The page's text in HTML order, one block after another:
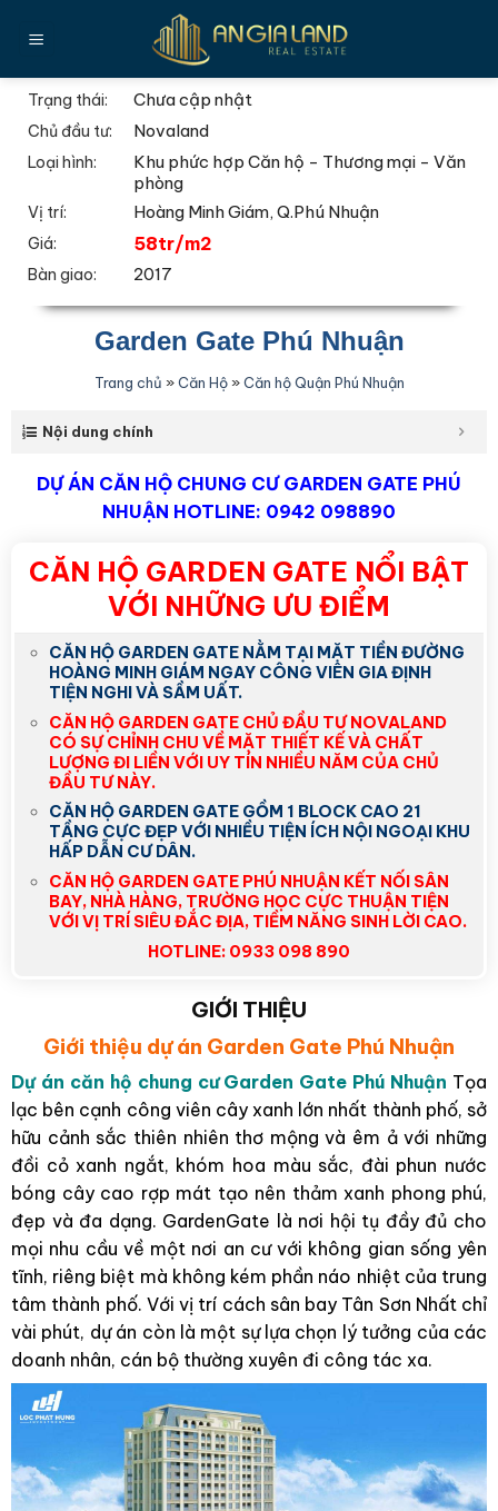
qua
dungTrạng thái: Chưa cập nhật
Chủ đầu tư: Novaland
Loại hình:
Khu phức hợp Căn hộ - Thương mại - Văn
phòng
Vị trí: Hoàng Minh Giám, Q.Phú Nhuận
Giá: 58tr/m2
Bàn giao: 2017
Garden Gate Phú Nhuận
Trang chủ »Căn Hộ»Căn hộ Quận Phú Nhuận
Nội dung chính
DỰ ÁN CĂN HỘ CHUNG CƯ GARDEN GATE PHÚ
NHUẬN HOTLINE: 0942 098890
CĂN HỘ GARDEN GATE NỔI BẬT
VỚI NHỮNG ƯU ĐIỂM
CĂN HỘ GARDEN GATE NẰM TẠI MẶT TIỀN ĐƯỜNG
HOÀNG MINH GIÁM NGAY CÔNG VIÊN GIA ĐỊNH
TIỆN NGHI VÀ SẦM UẤT.
CĂN HỘ GARDEN GATE CHỦ ĐẦU TƯ NOVALAND
CÓ SỰ CHỈNH CHU VỀ MẶT THIẾT KẾ VÀ CHẤT
LƯỢNG ĐI LIỀN VỚI UY TÍN NHIỀU NĂM CỦA CHỦ
ĐẦU TƯ NÀY.
CĂN HỘ GARDEN GATE GỒM 1 BLOCK CAO 21
TẦNG CỰC ĐẸP VỚI NHIỀU TIỆN ÍCH NỘI NGOẠI KHU
HẤP DẪN CƯ DÂN.
CĂN HỘ GARDEN GATE PHÚ NHUẬN KẾT NỐI SÂN
BAY, NHÀ HÀNG, TRƯỜNG HỌC CỰC THUẬN TIỆN
VỚI VỊ TRÍ SIÊU ĐẮC ĐỊA, TIỀM NĂNG SINH LỜI CAO.
HOTLINE: 0933 098 890
GIỚI THIỆU
Giới thiệu dự án Garden Gate Phú Nhuận
Dự án căn hộ chung cư Garden Gate Phú Nhuận Tọa
lạc bên cạnh công viên cây xanh lớn nhất thành phố, sở
hữu cảnh sắc thiên nhiên thơ mộng và êm ả với những
đồi cỏ xanh ngắt, khóm hoa màu sắc, đài phun nước
bóng cây cao rợp mát tạo nên thảm xanh phong phú,
đẹp và đa dạng. GardenGate là nơi hội tụ đầy đủ cho
mọi nhu cầu về một nơi an cư với không gian sống yên
tĩnh, riêng biệt mà không kém phần náo nhiệt của trung
tâm thành phố. Với vị trí cách sân bay Tân Sơn Nhất chỉ
vài phút, dự án còn là một sự lựa chọn lý tưởng của các
doanh nhân, cán bộ thường xuyên đi công tác xa.